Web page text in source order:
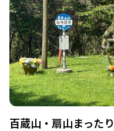
百蔵山・扇山まった